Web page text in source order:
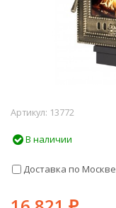
Артикул: 13772
В наличии
Доставка по Москве